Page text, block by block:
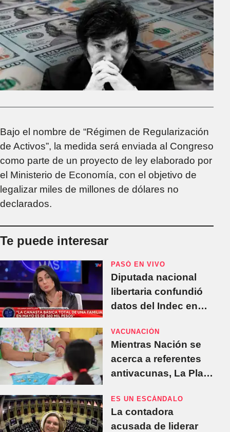
Bajo el nombre de “Régimen de Regularización
de Activos”, la medida será enviada al Congreso
como parte de un proyecto de ley elaborado por
el Ministerio de Economía, con el objetivo de
legalizar miles de millones de dólares no
declarados.
Te puede interesar
PASÓ EN VIVO
Diputada nacional
libertaria confundió
datos del Indec en
familia vive con
$360.000
VACUNACIÓN
Mientras Nación se
acerca a referentes
antivacunas, La Plata
para frenar el regreso
del sarampión
ES UN ESCÁNDALO
La contadora
acusada de liderar